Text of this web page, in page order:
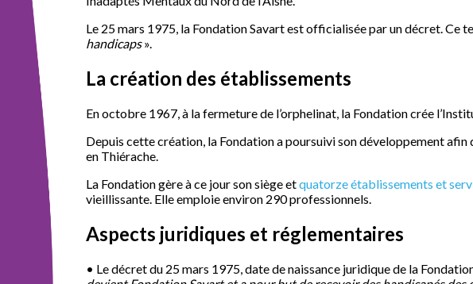
Le 25 mars 1975, la Fondation Savart est officialisée par un décret. Ce
handicaps».
La création des établissements
En octobre 1967, à la fermeture de l’orphelinat, la Fondation crée
Depuis cette création, la Fondation a poursuivi son développement
en Thiérache.
La Fondation gère à ce jour son siège etquatorze établissements et
vieillissante. Elle emploie environ 290 professionnels.
Aspects juridiques et réglementaires
• Le décret du 25 mars 1975, date de naissance juridique de la